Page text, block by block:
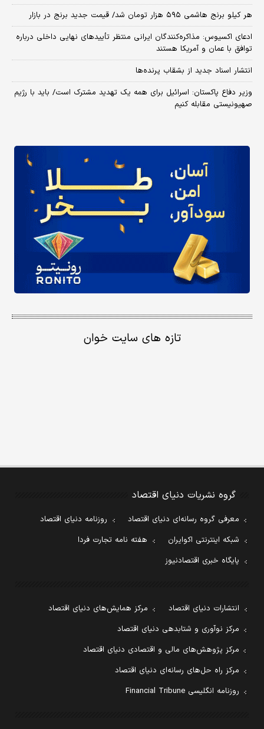
هر کیلو برنج هاشمی ۵۹۵ هزار تومان شد/ قیمت جدید برنج در بازار
ادعای اکسیوس: مذاکره‌کنندگان ایرانی منتظر تأییدهای نهایی داخلی درباره
توافق با عمان و آمریکا هستند
انتشار اسناد جدید از بشقاب پرنده‌ها
وزیر دفاع پاکستان: اسرائیل برای همه یک تهدید مشترک است/ باید با رژیم
صهیونیستی مقابله کنیم
تازه های سایت خوان
گروه نشریات دنیای اقتصاد
معرفی گروه رسانه‌ای دنیای اقتصاد
روزنامه دنیای اقتصاد
شبکه اینترنتی اکوایران
هفته نامه تجارت فردا
پایگاه خبری اقتصادنیوز
انتشارات دنیای اقتصاد
مرکز همایش‌های دنیای اقتصاد
مرکز نوآوری و شتابدهی دنیای اقتصاد
مرکز پژوهش‌های مالی و اقتصادی دنیای اقتصاد
مرکز راه حل‌های رسانه‌ای دنیای اقتصاد
روزنامه انگلیسی Financial Tribune